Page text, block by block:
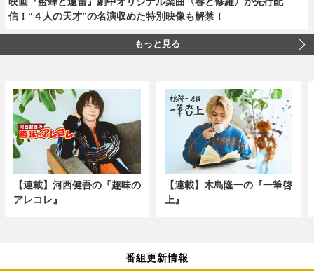
信！“４人の天才”の名演収めた特別映像も解禁！
もっと見る
【連載】河西健吾の『趣味の
アレコレ』
【連載】木島隆一の『一筆啓
上』
番組更新情報